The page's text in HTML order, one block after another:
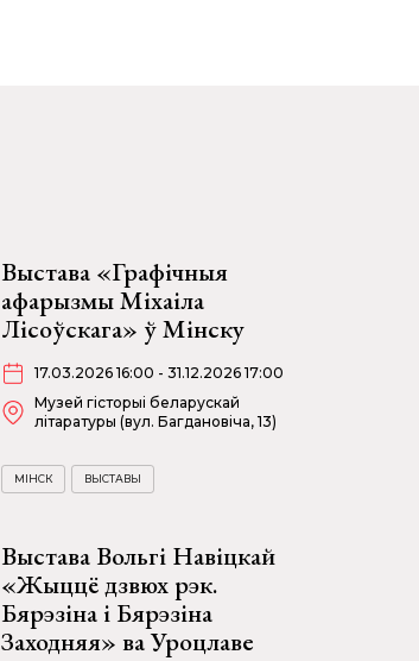
Выстава «Графічныя
афарызмы Міхаіла
Лісоўскага» ў Мінску
17.03.2026 16:00 - 31.12.2026 17:00
Музей гісторыі беларускай
літаратуры (вул. Багдановіча, 13)
МІНСК ВЫСТАВЫ
Выстава Вольгі Навіцкай
«Жыццё дзвюх рэк.
Бярэзіна і Бярэзіна
Заходняя» ва Уроцлаве